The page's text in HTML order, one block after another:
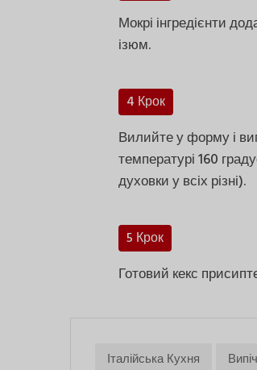
Мокрі інгредієнти
ізюм.
4 Крок
Вилийте у форму і
температурі 160
духовки у всіх різні).
5 Крок
Готовий кекс
Італійська Кухня